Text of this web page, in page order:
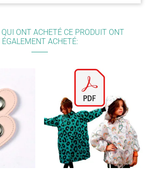
QUI ONT ACHETÉ CE PRODUIT ONT
ÉGALEMENT ACHETÉ: